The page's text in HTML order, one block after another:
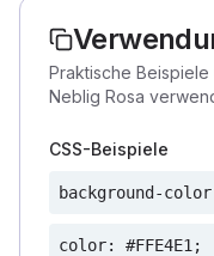
Praktische
Neblig Rosa
CSS-Beispiele
background-
color: #FFE4E1;